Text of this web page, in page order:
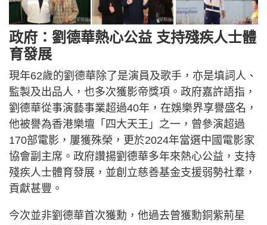
政府：劉德華熱心公益 支持殘疾人士體
育發展
現年62歲的劉德華除了是演員及歌手，亦是填詞人、
監製及出品人，也多次獲影帝獎項。政府嘉許語指，
劉德華從事演藝事業超過40年，在娛樂界享譽盛名，
他被譽為香港樂壇「四大天王」之一，曾參演超過
170部電影，屢獲殊榮，更於2024年當選中國電影家
協會副主席。政府讚揚劉德華多年來熱心公益，支持
殘疾人士體育發展，並創立慈善基金支援弱勢社羣，
貢獻甚豐。
今次並非劉德華首次獲勳，他過去曾獲勳銅紫荊星